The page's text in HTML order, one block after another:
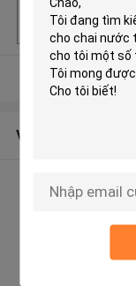
Khả năng cung cấ
Về chúng tôi